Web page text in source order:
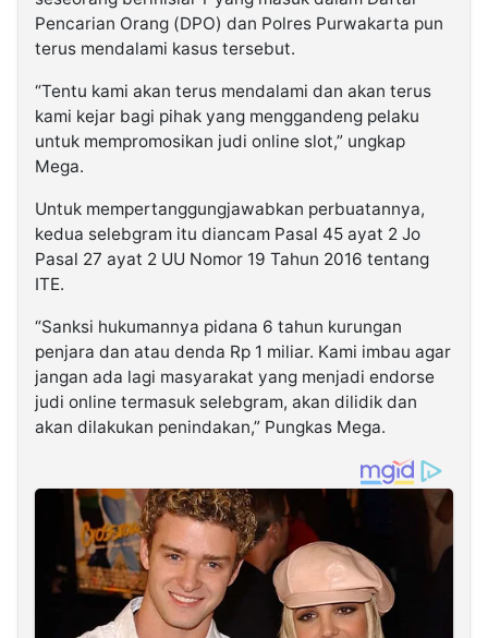
Pencarian Orang (DPO) dan Polres Purwakarta pun
terus mendalami kasus tersebut.
“Tentu kami akan terus mendalami dan akan terus
kami kejar bagi pihak yang menggandeng pelaku
untuk mempromosikan judi online slot,” ungkap
Mega.
Untuk mempertanggungjawabkan perbuatannya,
kedua selebgram itu diancam Pasal 45 ayat 2 Jo
Pasal 27 ayat 2 UU Nomor 19 Tahun 2016 tentang
ITE.
“Sanksi hukumannya pidana 6 tahun kurungan
penjara dan atau denda Rp 1 miliar. Kami imbau agar
jangan ada lagi masyarakat yang menjadi endorse
judi online termasuk selebgram, akan dilidik dan
akan dilakukan penindakan,” Pungkas Mega.